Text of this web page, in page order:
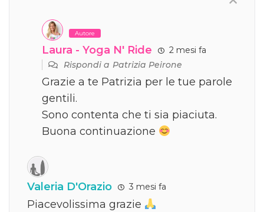
Autore
Laura - Yoga N' Ride
2 mesi fa
Rispondi aPatrizia Peirone
Grazie a te Patrizia per le tue parole
gentili.
Sono contenta che ti sia piaciuta.
Buona continuazione
Valeria D'Orazio 3 mesi fa
Piacevolissima grazie